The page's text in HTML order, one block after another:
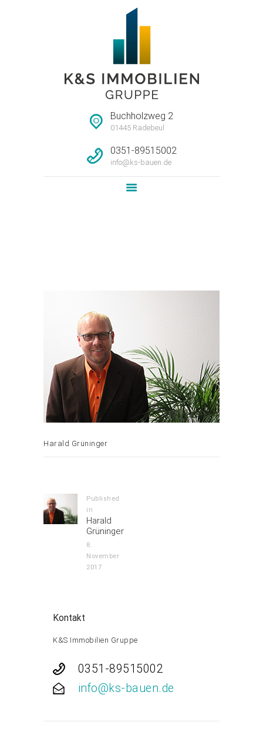
Buchholzweg 2
01445 Radebeul
0351-89515002
info@ks-bauen.de
STARTSEITE
HAUSMEISTERSERVI
UNTERNEHMEN
IMMOBILIEN
LEISTUNG
NEWS
Harald Grüninger
Published
in
post:
Harald
Grüninger
8.
November
2017
Kontakt
K&S Immobilien Gruppe
0351-89515002
info@ks-bauen.de